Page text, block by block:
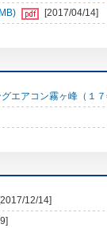
[2017/04/14]
エアコン霧ヶ峰（１
[2017/12/14]